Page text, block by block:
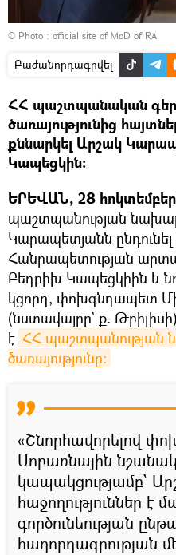
© Photo : official site of MoD of RA
Բաժանորդագրվել
ՀՀ պաշտպանական
ծառայությունից
քննարկել Արշակ
Կապեցկին։
ԵՐԵՎԱՆ, 28
պաշտպանության
Կարապետյանն ընդունել
Հանրապետության
Բեդրիխ Կապեցկիին և
կցորդ, փոխգնդապետ
(նստավայրը` ք.
է ՀՀ պաշտպանության
ծառայությունը։
«Շնորհավորելով
Սոբառնային
կապակցությամբ՝
հաջողություններ է
գործունեության
հաղորդագրության